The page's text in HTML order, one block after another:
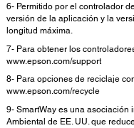
6- Permitido por el controlador
versión de la aplicación y la
longitud máxima.
7- Para obtener los
www.epson.com/support
8- Para opciones de reciclaje
www.epson.com/recycle
9- SmartWay es una asociación
Ambiental de EE. UU. que